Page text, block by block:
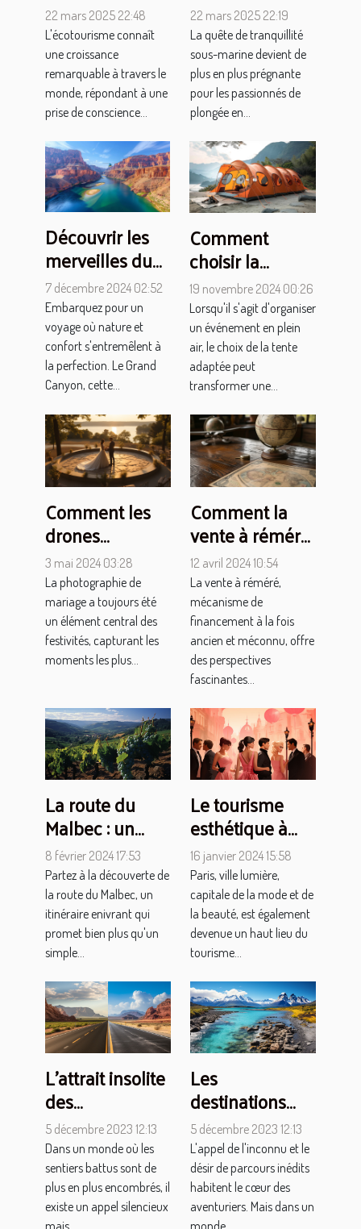
meilleures
pratiques pour
un voyage
durable
22 mars 2025 22:48
L'écotourisme connaît
une croissance
remarquable à travers le
monde, répondant à une
prise de conscience...
sites plongée
exclusifs loin
des foules
touristiques
22 mars 2025 22:19
La quête de tranquillité
sous-marine devient de
plus en plus prégnante
pour les passionnés de
plongée en...
Découvrir les
merveilles du
Grand Canyon
avec une
excursion de
luxe
7 décembre 2024 02:52
Embarquez pour un
voyage où nature et
confort s'entremêlent à
la perfection. Le Grand
Canyon, cette...
Comment
choisir la
meilleure tente
personnalisable
pour votre
événement
19 novembre 2024 00:26
Lorsqu'il s'agit d'organiser
un événement en plein
air, le choix de la tente
adaptée peut
transformer une...
Comment les
drones
transforment la
photographie
de mariage et
créent des
souvenirs
uniques
3 mai 2024 03:28
La photographie de
mariage a toujours été
un élément central des
festivités, capturant les
moments les plus...
Comment la
vente à réméré
peut financer
votre projet de
voyage autour
du monde
12 avril 2024 10:54
La vente à réméré,
mécanisme de
financement à la fois
ancien et méconnu, offre
des perspectives
fascinantes...
La route du
Malbec : un
voyage
oenotouristique
8 février 2024 17:53
Partez à la découverte de
la route du Malbec, un
itinéraire enivrant qui
promet bien plus qu'un
simple...
Le tourisme
esthétique à
Paris : l'attrait
des injections
labiales pour
les visiteurs
internationaux
16 janvier 2024 15:58
Paris, ville lumière,
capitale de la mode et de
la beauté, est également
devenue un haut lieu du
tourisme...
L'attrait insolite
des
destinations
méconnues
5 décembre 2023 12:13
Dans un monde où les
sentiers battus sont de
plus en plus encombrés, il
existe un appel silencieux
mais...
Les
destinations
méconnues
pour un voyage
hors du
commun
5 décembre 2023 12:13
L'appel de l'inconnu et le
désir de parcours inédits
habitent le cœur des
aventuriers. Mais dans un
monde...